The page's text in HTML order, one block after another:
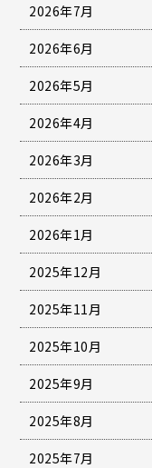
2026年7月
2026年6月
2026年5月
2026年4月
2026年3月
2026年2月
2026年1月
2025年12月
2025年11月
2025年10月
2025年9月
2025年8月
2025年7月